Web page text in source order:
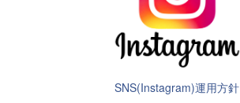
SNS(Instagram)運用方針